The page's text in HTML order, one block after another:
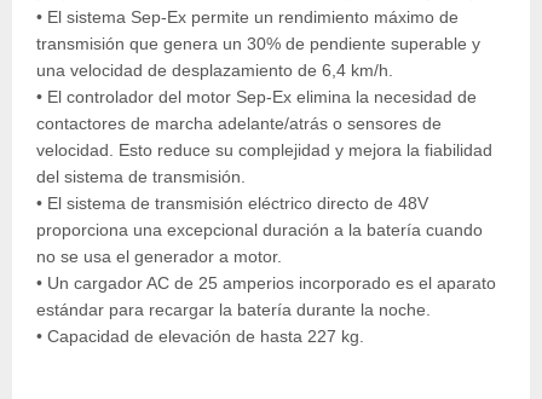
• El sistema Sep-Ex permite un rendimiento máximo de
transmisión que genera un 30% de pendiente superable y
una velocidad de desplazamiento de 6,4 km/h.
• El controlador del motor Sep-Ex elimina la necesidad de
contactores de marcha adelante/atrás o sensores de
velocidad. Esto reduce su complejidad y mejora la fiabilidad
del sistema de transmisión.
• El sistema de transmisión eléctrico directo de 48V
proporciona una excepcional duración a la batería cuando
no se usa el generador a motor.
• Un cargador AC de 25 amperios incorporado es el aparato
estándar para recargar la batería durante la noche.
• Capacidad de elevación de hasta 227 kg.